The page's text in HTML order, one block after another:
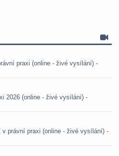
praxi (online - živé vysílání) -
2026 (online - živé vysílání) -
v právní praxi (online - živé vysílání) -